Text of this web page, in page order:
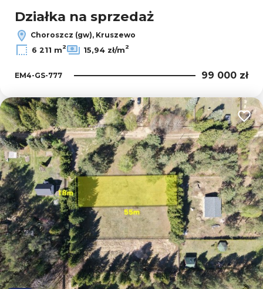
Działka na sprzedaż
Choroszcz (gw), Kruszewo
6 211 m2 15,94 zł/m2
EM4-GS-777 99 000 zł